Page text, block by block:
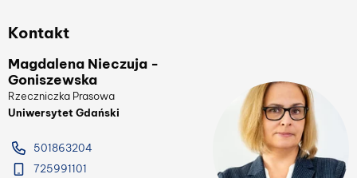
Kontakt
Magdalena Nieczuja -
Goniszewska
Rzeczniczka Prasowa
Uniwersytet Gdański
501863204
725991101